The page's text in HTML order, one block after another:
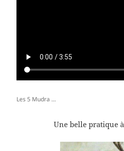
Les 5 Mudra …
Une belle pratique